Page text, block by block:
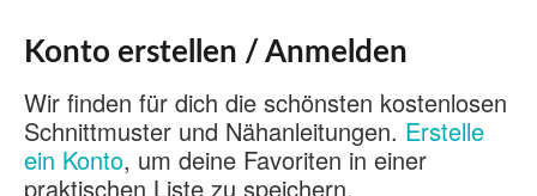
Konto erstellen / Anmelden
Wir finden für dich die schönsten kostenlosen
Schnittmuster und Nähanleitungen. Erstelle
ein Konto, um deine Favoriten in einer
praktischen Liste zu speichern.